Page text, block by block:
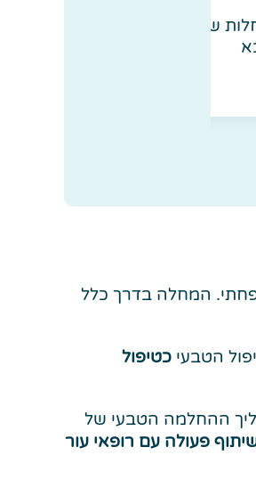
המחלה בדרך כלל
הטבעי כטיפול
ההחלמה הטבעי של
פעולה עם רופאי עור